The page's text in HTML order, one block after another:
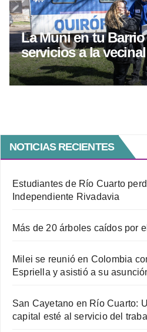
La Muni en tu
servicios a la
en otro operativo
NOTICIAS RECIENTES
Estudiantes de Río Cuarto
Independiente Rivadavia
Más de 20 árboles caídos por
Milei se reunió en Colombia
Espriella y asistió a su
San Cayetano en Río Cuarto:
capital esté al servicio del